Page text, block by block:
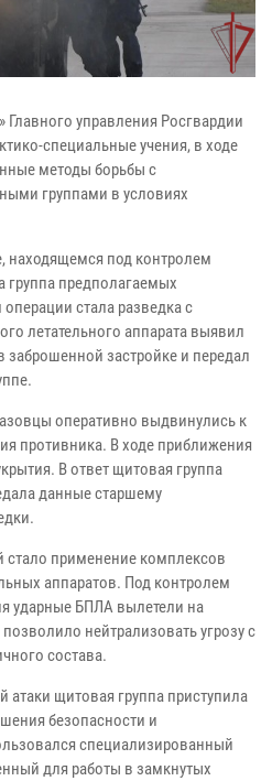
управления Росгвардии
специальные учения, в ходе
методы борьбы с
группами в условиях
находящемся под контролем
группа предполагаемых
стала разведка с
летательного аппарата выявил
заброшенной застройке и передал
оперативно выдвинулись к
противника. В ходе приближения
В ответ щитовая группа
данные старшему
применение комплексов
аппаратов. Под контролем
ударные БПЛА вылетели на
нейтрализовать угрозу с
состава.
щитовая группа приступила
безопасности и
специализированный
для работы в замкнутых